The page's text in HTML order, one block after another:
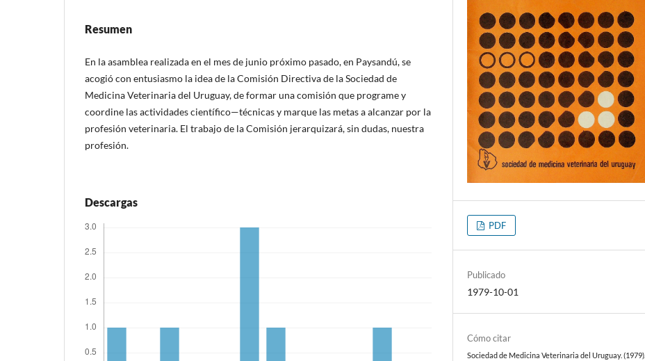
Resumen
En la asamblea realizada en el mes de junio próximo pasado, en Paysandú, se
acogió con entusiasmo la idea de la Comisión Directiva de la Sociedad de
Medicina Veterinaria del Uruguay, de formar una comisión que programe y
coordine las actividades científico—técnicas y marque las metas a alcanzar por la
profesión veterinaria. El trabajo de la Comisión jerarquizará, sin dudas, nuestra
profesión.
Descargas
PDF
Publicado
1979-10-01
Cómo citar
Sociedad de Medicina Veterinaria del Uruguay. (1979).